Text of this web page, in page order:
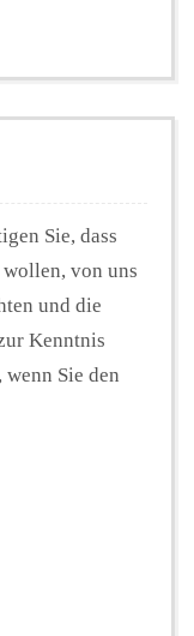
Sie, dass
von uns
und die
Kenntnis
wenn Sie den